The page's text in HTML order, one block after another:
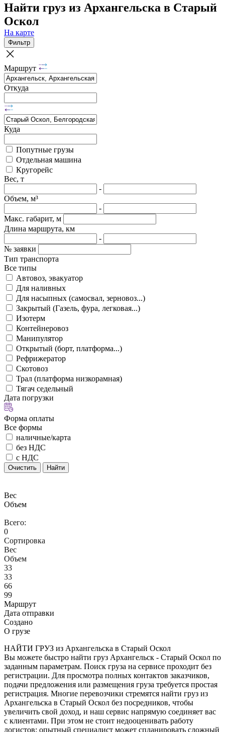
Найти груз из Архангельска в Старый
Оскол
На карте
Фильтр
Маршрут
Откуда
Куда
Попутные грузы
Отдельная машина
Кругорейс
Вес, т
-
Объем, м³
-
Макс. габарит, м
Длина маршрута, км
-
№ заявки
Тип транспорта
Все типы
Автовоз, эвакуатор
Для наливных
Для насыпных (самосвал, зерновоз...)
Закрытый (Газель, фура, легковая...)
Изотерм
Контейнеровоз
Манипулятор
Открытый (борт, платформа...)
Рефрижератор
Скотовоз
Трал (платформа низкорамная)
Тягач седельный
Дата погрузки
Форма оплаты
Все формы
наличные/карта
без НДС
с НДС
Очистить Найти
Вес
Объем
Всего:
0
Сортировка
Вес
Объем
33
33
66
99
Маршрут
Дата отправки
Создано
О грузе
НАЙТИ ГРУЗ из Архангельска в Старый Оскол
Вы можете быстро найти груз Архангельск - Старый Оскол по
заданным параметрам. Поиск груза на сервисе проходит без
регистрации. Для просмотра полных контактов заказчиков,
подачи предложения или размещения груза требуется простая
регистрация. Многие перевозчики стремятся найти груз из
Архангельска в Старый Оскол без посредников, чтобы
увеличить свой доход, и наш сервис напрямую соединяет вас
с клиентами. При этом не стоит недооценивать работу
логистов: опытный специалист может спланировать сложный